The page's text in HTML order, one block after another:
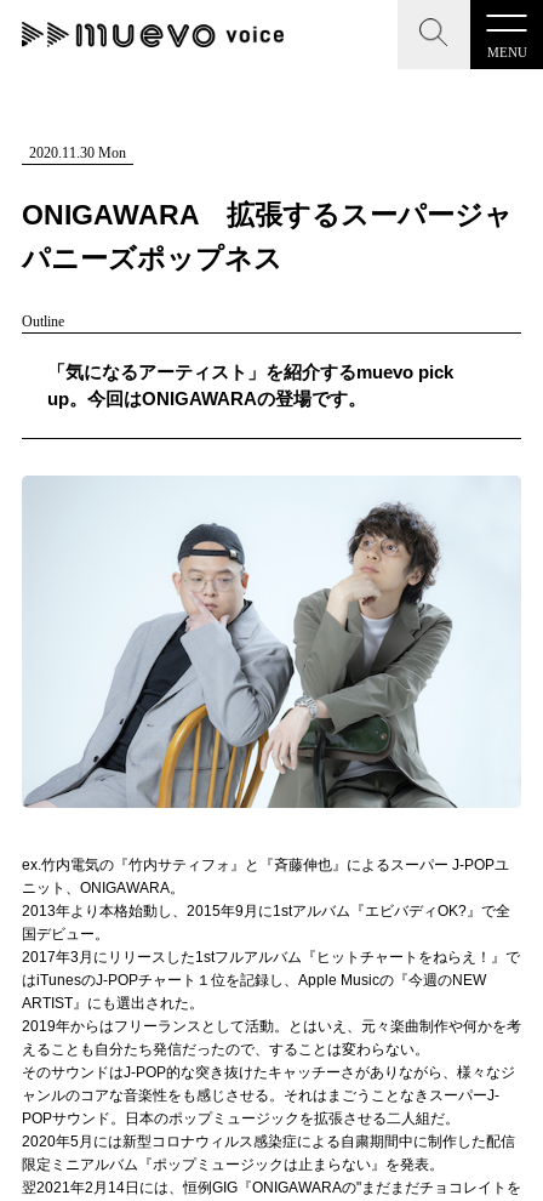
MENU
CLOSE
記事を検索する
人気ワード
#男性SSW #ポップス #女性SSW
#ヒップホップ #男性シンガーグループ #R&B/ソウル
CLOSE
"読者の声を形にする”音楽特化メディア
MENU
記事一覧
会社概要
muevoクラウドファンディング
muevoコミュニティ
ぶいクラ！by muevo
ぶいコミュ！by muevo
ぶいマガ！ by muevo
Follow us
Official SNS
2020.11.30 Mon
ONIGAWARA 拡張するスーパージャ
パニーズポップネス
Outline
「気になるアーティスト」を紹介するmuevo pick
up。今回はONIGAWARAの登場です。
ex.竹内電気の『竹内サティフォ』と『斉藤伸也』によるスーパー J-POPユ
ニット、ONIGAWARA。
2013年より本格始動し、2015年9月に1stアルバム『エビバディOK?』で全
国デビュー。
2017年3月にリリースした1stフルアルバム『ヒットチャートをねらえ！』で
はiTunesのJ-POPチャート１位を記録し、Apple Musicの『今週のNEW
ARTIST』にも選出された。
2019年からはフリーランスとして活動。とはいえ、元々楽曲制作や何かを考
えることも自分たち発信だったので、することは変わらない。
そのサウンドはJ-POP的な突き抜けたキャッチーさがありながら、様々なジ
ャンルのコアな音楽性をも感じさせる。それはまごうことなきスーパーJ-
POPサウンド。日本のポップミュージックを拡張させる二人組だ。
2020年5月には新型コロナウィルス感染症による自粛期間中に制作した配信
限定ミニアルバム『ポップミュージックは止まらない』を発表。
翌2021年2月14日には、恒例GIG『ONIGAWARAの"まだまだチョコレイトを